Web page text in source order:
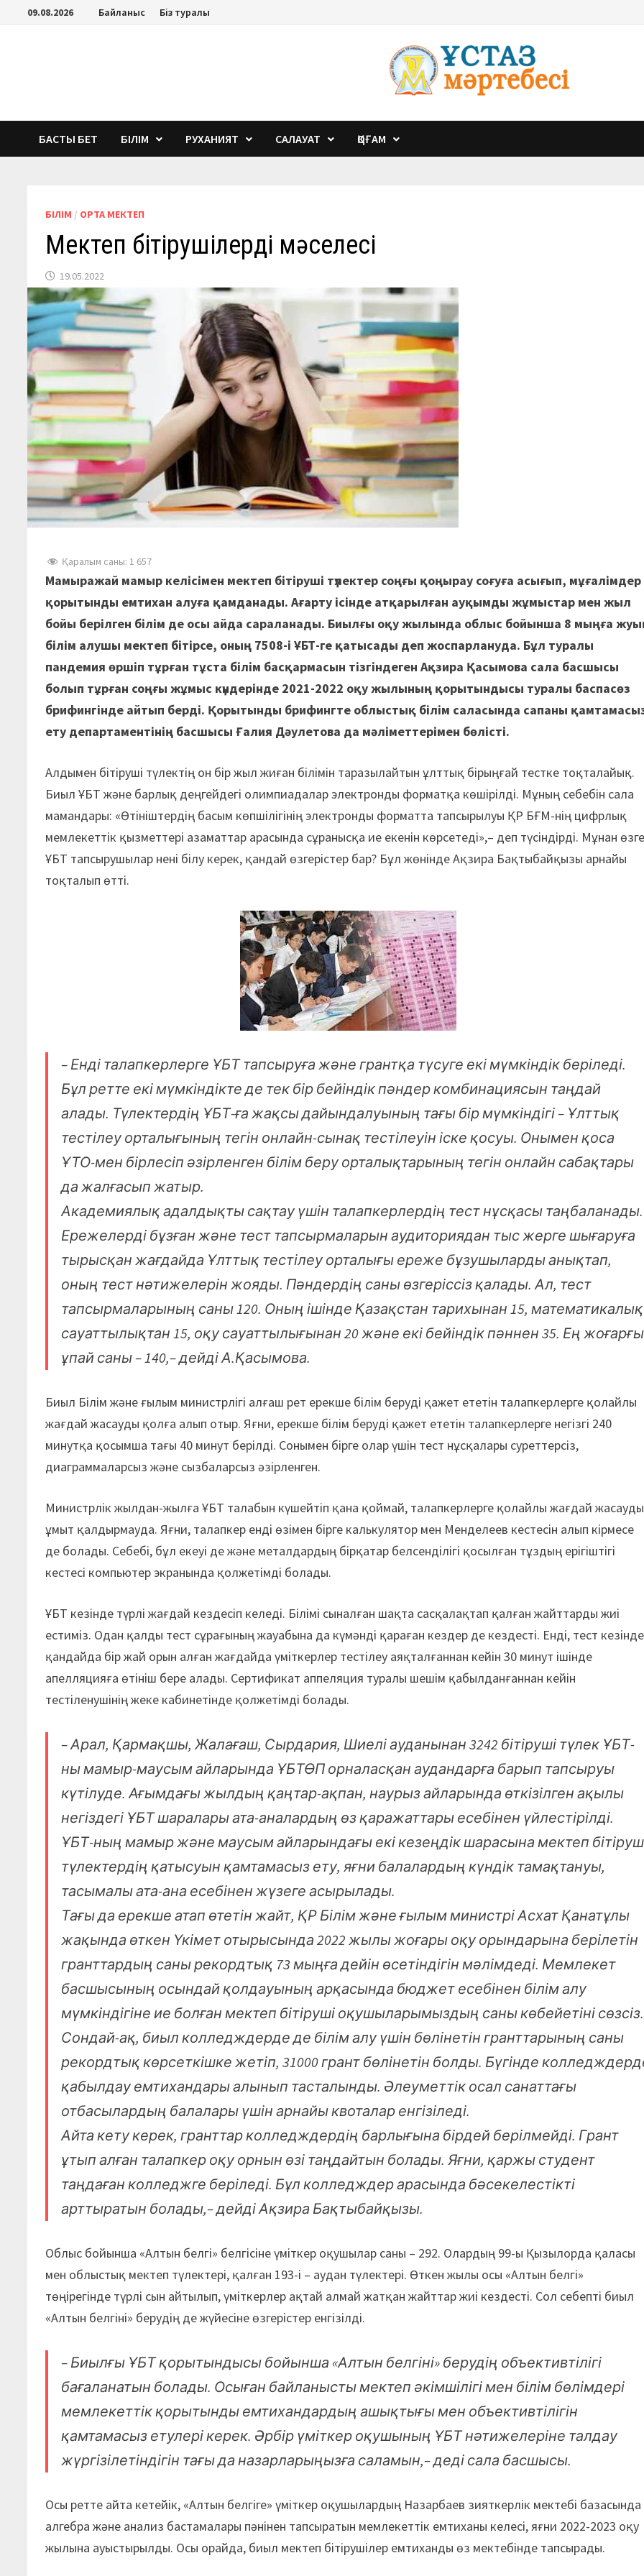
Перейти09.08.2026 Байланыс Біз туралы
БАСТЫ БЕТ БІЛІМ РУХАНИЯТ САЛАУАТ ҚОҒАМ
БІЛІМ / ОРТА МЕКТЕП
Мектеп бітірушілердің мәселесі
19.05.2022
Қаралым саны: 1 657
Мамыражай мамыр келісімен мектеп бітіруші түлектер соңғы қоңырау соғуға асығып, мұғалімдер
қорытынды емтихан алуға қамданады. Ағарту ісінде атқарылған ауқымды жұмыстар мен жыл
бойы берілген білім де осы айда сараланады. Биылғы оқу жылында облыс бойынша 8 мыңға
білім алушы мектеп бітірсе, оның 7508-і ҰБТ-ге қатысады деп жоспарлануда. Бұл туралы
пандемия өршіп тұрған тұста білім басқармасын тізгіндеген Ақзира Қасымова сала басшысы
болып тұрған соңғы жұмыс күндерінде 2021-2022 оқу жылының қорытындысы туралы баспасөз
брифингінде айтып берді. Қорытынды брифингте облыстық білім саласында сапаны
ету департаментінің басшысы Ғалия Дәулетова да мәліметтерімен бөлісті.
Алдымен бітіруші түлектің он бір жыл жиған білімін таразылайтын ұлттық бірыңғай тестке тоқталайық.
Биыл ҰБТ және барлық деңгейдегі олимпиадалар электронды форматқа көшірілді. Мұның себебін сала
мамандары: «Өтініштердің басым көпшілігінің электронды форматта тапсырылуы ҚР БҒМ-нің цифрлық
мемлекеттік қызметтері азаматтар арасында сұранысқа ие екенін көрсетеді»,– деп түсіндірді. Мұнан
ҰБТ тапсырушылар нені білу керек, қандай өзгерістер бар? Бұл жөнінде Ақзира Бақтыбайқызы арнайы
тоқталып өтті.
– Енді талапкерлерге ҰБТ тапсыруға және грантқа түсуге екі мүмкіндік беріледі.
Бұл ретте екі мүмкіндікте де тек бір бейіндік пәндер комбинациясын таңдай
алады. Түлектердің ҰБТ-ға жақсы дайындалуының тағы бір мүмкіндігі – Ұлттық
тестілеу орталығының тегін онлайн-сынақ тестілеуін іске қосуы. Онымен қоса
ҰТО-мен бірлесіп әзірленген білім беру орталықтарының тегін онлайн сабақтары
да жалғасып жатыр.
Академиялық адалдықты сақтау үшін талапкерлердің тест нұсқасы таңбаланады.
Ережелерді бұзған және тест тапсырмаларын аудиториядан тыс жерге шығаруға
тырысқан жағдайда Ұлттық тестілеу орталығы ереже бұзушыларды анықтап,
оның тест нәтижелерін жояды. Пәндердің саны өзгеріссіз қалады. Ал, тест
тапсырмаларының саны 120. Оның ішінде Қазақстан тарихынан 15, математикалық
сауаттылықтан 15, оқу сауаттылығынан 20 және екі бейіндік пәннен 35. Ең жоғарғы
ұпай саны – 140,– дейді А.Қасымова.
Биыл Білім және ғылым министрлігі алғаш рет ерекше білім беруді қажет ететін талапкерлерге қолайлы
жағдай жасауды қолға алып отыр. Яғни, ерекше білім беруді қажет ететін талапкерлерге негізгі 240
минутқа қосымша тағы 40 минут берілді. Сонымен бірге олар үшін тест нұсқалары суреттерсіз,
диаграммаларсыз және сызбаларсыз әзірленген.
Министрлік жылдан-жылға ҰБТ талабын күшейтіп қана қоймай, талапкерлерге қолайлы жағдай жасауды
ұмыт қалдырмауда. Яғни, талапкер енді өзімен бірге калькулятор мен Менделеев кестесін алып кірмесе
де болады. Себебі, бұл екеуі де және металдардың бірқатар белсенділігі қосылған тұздың ерігіштігі
кестесі компьютер экранында қолжетімді болады.
ҰБТ кезінде түрлі жағдай кездесіп келеді. Білімі сыналған шақта сасқалақтап қалған жайттарды жиі
естиміз. Одан қалды тест сұрағының жауабына да күмәнді қараған кездер де кездесті. Енді, тест кезінде
қандайда бір жай орын алған жағдайда үміткерлер тестілеу аяқталғаннан кейін 30 минут ішінде
апелляцияға өтініш бере алады. Сертификат аппеляция туралы шешім қабылданғаннан кейін
тестіленушінің жеке кабинетінде қолжетімді болады.
– Арал, Қармақшы, Жалағаш, Сырдария, Шиелі ауданынан 3242 бітіруші түлек ҰБТ-
ны мамыр-маусым айларында ҰБТӨП орналасқан аудандарға барып тапсыруы
күтілуде. Ағымдағы жылдың қаңтар-ақпан, наурыз айларында өткізілген ақылы
негіздегі ҰБТ шаралары ата-аналардың өз қаражаттары есебінен үйлестірілді.
ҰБТ-ның мамыр және маусым айларындағы екі кезеңдік шарасына мектеп
түлектердің қатысуын қамтамасыз ету, яғни балалардың күндік тамақтануы,
тасымалы ата-ана есебінен жүзеге асырылады.
Тағы да ерекше атап өтетін жайт, ҚР Білім және ғылым министрі Асхат Қанатұлы
жақында өткен Үкімет отырысында 2022 жылы жоғары оқу орындарына берілетін
гранттардың саны рекордтық 73 мыңға дейін өсетіндігін мәлімдеді. Мемлекет
басшысының осындай қолдауының арқасында бюджет есебінен білім алу
мүмкіндігіне ие болған мектеп бітіруші оқушыларымыздың саны көбейетіні сөзсіз.
Сондай-ақ, биыл колледждерде де білім алу үшін бөлінетін гранттарының саны
рекордтық көрсеткішке жетіп, 31000 грант бөлінетін болды. Бүгінде
қабылдау емтихандары алынып тасталынды. Әлеуметтік осал санаттағы
отбасылардың балалары үшін арнайы квоталар енгізіледі.
Айта кету керек, гранттар колледждердің барлығына бірдей берілмейді. Грант
ұтып алған талапкер оқу орнын өзі таңдайтын болады. Яғни, қаржы студент
таңдаған колледжге беріледі. Бұл колледждер арасында бәсекелестікті
арттыратын болады,– дейді Ақзира Бақтыбайқызы.
Облыс бойынша «Алтын белгі» белгісіне үміткер оқушылар саны – 292. Олардың 99-ы Қызылорда қаласы
мен облыстық мектеп түлектері, қалған 193-і – аудан түлектері. Өткен жылы осы «Алтын белгі»
төңірегінде түрлі сын айтылып, үміткерлер ақтай алмай жатқан жайттар жиі кездесті. Сол себепті биыл
«Алтын белгіні» берудің де жүйесіне өзгерістер енгізілді.
– Биылғы ҰБТ қорытындысы бойынша «Алтын белгіні» берудің объективтілігі
бағаланатын болады. Осыған байланысты мектеп әкімшілігі мен білім бөлімдері
мемлекеттік қорытынды емтихандардың ашықтығы мен объективтілігін
қамтамасыз етулері керек. Әрбір үміткер оқушының ҰБТ нәтижелеріне талдау
жүргізілетіндігін тағы да назарларыңызға саламын,– деді сала басшысы.
Осы ретте айта кетейік, «Алтын белгіге» үміткер оқушылардың Назарбаев зияткерлік мектебі базасында
алгебра және анализ бастамалары пәнінен тапсыратын мемлекеттік емтиханы келесі, яғни 2022-2023 оқу
жылына ауыстырылды. Осы орайда, биыл мектеп бітірушілер емтиханды өз мектебінде тапсырады.